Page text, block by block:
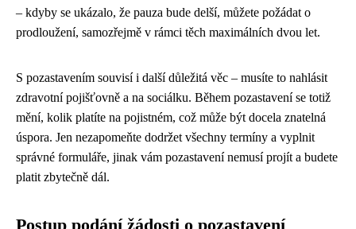
– kdyby se ukázalo, že pauza bude delší, můžete požádat o
prodloužení, samozřejmě v rámci těch maximálních dvou let.
S pozastavením souvisí i další důležitá věc – musíte to nahlásit
zdravotní pojišťovně a na sociálku. Během pozastavení se totiž
mění, kolik platíte na pojistném, což může být docela znatelná
úspora. Jen nezapomeňte dodržet všechny termíny a vyplnit
správné formuláře, jinak vám pozastavení nemusí projít a budete
platit zbytečně dál.
Postup podání žádosti o pozastavení